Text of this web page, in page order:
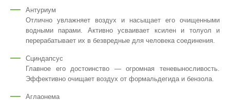
Антуриум
Отлично увлажняет воздух и насыщает его очищенными
водными парами. Активно усваивает ксилен и толуол и
перерабатывает их в безвредные для человека соединения.
Сциндапсус
Главное его достоинство — огромная теневыносливость.
Эффективно очищает воздух от формальдегида и бензола.
Аглаонема